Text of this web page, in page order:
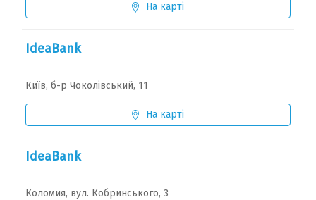
На карті
IdeaBank
Київ, б-р Чоколівський, 11
На карті
IdeaBank
Коломия, вул. Кобринського, 3